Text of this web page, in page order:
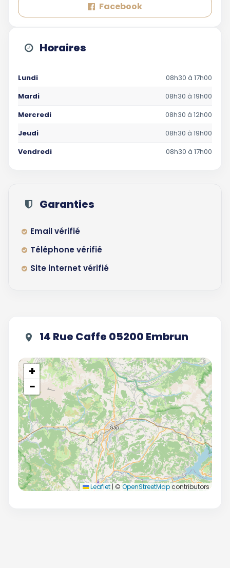
Facebook
Horaires
Lundi
08h30 à 17h00
Mardi
08h30 à 19h00
Mercredi
08h30 à 12h00
Jeudi
08h30 à 19h00
Vendredi
08h30 à 17h00
Garanties
Email vérifié
Téléphone vérifié
Site internet vérifié
14 Rue Caffe 05200 Embrun
+
−
Leaflet | © OpenStreetMapcontributors